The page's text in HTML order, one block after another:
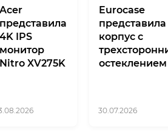
Acer
представила
4K IPS
монитор
Nitro XV275K
Eurocase
представила
корпус с
остеклением
30.07.2026